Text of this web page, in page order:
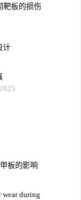
靶板的损伤
计
板的影响
wear during